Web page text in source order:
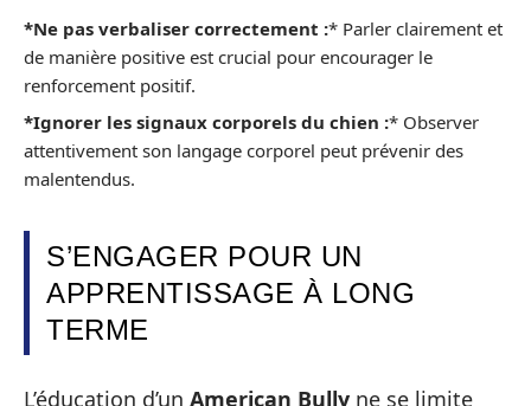
*Ne pas verbaliser correctement :* Parler clairement et
de manière positive est crucial pour encourager le
renforcement positif.
*Ignorer les signaux corporels du chien :* Observer
attentivement son langage corporel peut prévenir des
malentendus.
S’ENGAGER POUR UN
APPRENTISSAGE À LONG
TERME
L’éducation d’un American Bully ne se limite